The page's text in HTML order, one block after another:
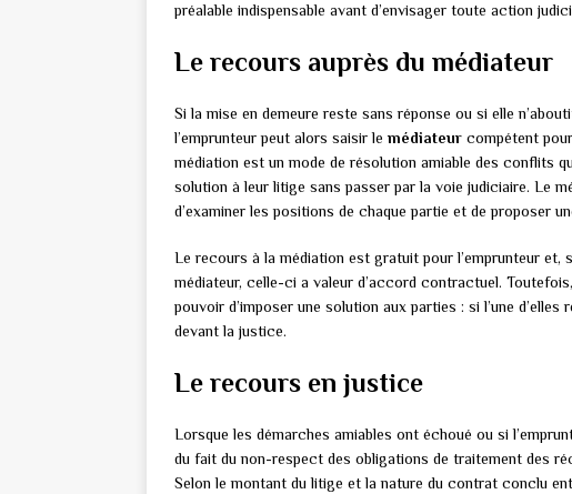
préalable indispensable avant d’envisager toute action
Le recours auprès du médiateur
Si la mise en demeure reste sans réponse ou si elle
l’emprunteur peut alors saisir le médiateur compétent
médiation est un mode de résolution amiable des conflits
solution à leur litige sans passer par la voie judiciaire. Le
d’examiner les positions de chaque partie et de proposer
Le recours à la médiation est gratuit pour l’emprunteur
médiateur, celle-ci a valeur d’accord contractuel.
pouvoir d’imposer une solution aux parties : si l’une
devant la justice.
Le recours en justice
Lorsque les démarches amiables ont échoué ou si
du fait du non-respect des obligations de traitement des
Selon le montant du litige et la nature du contrat conclu